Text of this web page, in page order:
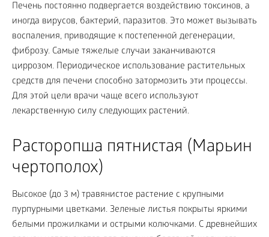
Печень постоянно подвергается воздействию токсинов, а
иногда вирусов, бактерий, паразитов. Это может вызывать
воспаления, приводящие к постепенной дегенерации,
фиброзу. Самые тяжелые случаи заканчиваются
циррозом. Периодическое использование растительных
средств для печени способно затормозить эти процессы.
Для этой цели врачи чаще всего используют
лекарственную силу следующих растений.
Расторопша пятнистая (Марьин
чертополох)
Высокое (до 3 м) травянистое растение с крупными
пурпурными цветками. Зеленые листья покрыты яркими
белыми прожилками и острыми колючками. С древнейших